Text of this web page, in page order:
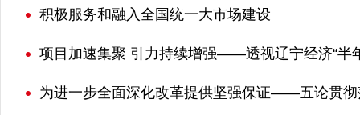
积极服务和融入全国统一大市场建设
项目加速集聚 引力持续增强——透视辽宁经济“半
为进一步全面深化改革提供坚强保证——五论贯